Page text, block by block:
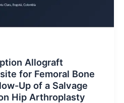
Allograft
for Femoral Bone
Up of a Salvage
Hip Arthroplasty